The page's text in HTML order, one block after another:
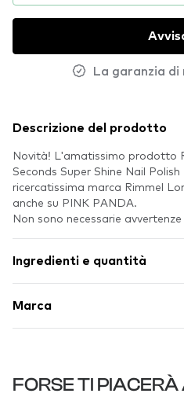
La garanzia di
Descrizione del prodotto
Novità! L'amatissimo prodotto
Seconds Super Shine Nail
ricercatissima marca Rimmel
anche su PINK PANDA.
Non sono necessarie
Ingredienti e quantità
Marca
FORSE TI